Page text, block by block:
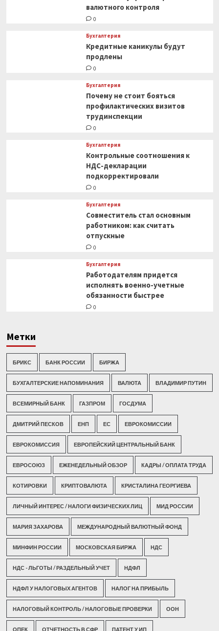
валютного контроля
0
Бухгалтерия
Кредитные каникулы будут
продлены
0
Бухгалтерия
Почему не стоит бояться
профилактических визитов
трудинспекции
0
Бухгалтерия
Контрольные соотношения к
НДС-декларации
подкорректировали
0
Бухгалтерия
Совместитель стал основным
работником: как считать
отпускные
0
Бухгалтерия
Работодателям придется
исполнять военно-учетные
обязанности быстрее
0
Метки
БРИКС БАНК РОССИИ БИРЖА
БУХГАЛТЕРСКИЕ НАПОМИНАНИЯ ВАЛЮТА ВЛАДИМИР ПУТИН
ВСЕМИРНЫЙ БАНК ГАЗПРОМ ГОСДУМА
ДМИТРИЙ ПЕСКОВ ЕНП ЕС ЕВРОКОМИССИИ
ЕВРОКОМИССИЯ ЕВРОПЕЙСКИЙ ЦЕНТРАЛЬНЫЙ БАНК
ЕВРОСОЮЗ ЕЖЕНЕДЕЛЬНЫЙ ОБЗОР КАДРЫ / ОПЛАТА ТРУДА
КОТИРОВКИ КРИПТОВАЛЮТА КРИСТАЛИНА ГЕОРГИЕВА
ЛИЧНЫЙ ИНТЕРЕС / НАЛОГИ ФИЗИЧЕСКИХ ЛИЦ МИД РОССИИ
МАРИЯ ЗАХАРОВА МЕЖДУНАРОДНЫЙ ВАЛЮТНЫЙ ФОНД
МИНФИН РОССИИ МОСКОВСКАЯ БИРЖА НДС
НДС - ЛЬГОТЫ / РАЗДЕЛЬНЫЙ УЧЕТ НДФЛ
НДФЛ У НАЛОГОВЫХ АГЕНТОВ НАЛОГ НА ПРИБЫЛЬ
НАЛОГОВЫЙ КОНТРОЛЬ / НАЛОГОВЫЕ ПРОВЕРКИ ООН
ОПЕК ОТЧЕТНОСТЬ В СФР ПАТЕНТ У ИП